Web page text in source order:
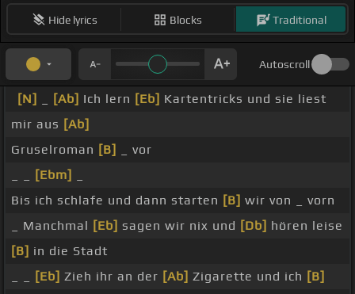
Hide lyrics Blocks Traditional
Autoscroll
[N] [Ab] Ich lern [Eb] Kartentricks und sie liest
mir aus [Ab]
Gruselroman [B]
_ vor
[Ebm]
Bis ich schlafe und dann starten [B] wir von _ vorn
_ Manchmal [Eb] sagen wir nix und [Db] hören leise
[B] in die Stadt
[Eb] Zieh ihr an der [Ab] Zigarette und ich [B]